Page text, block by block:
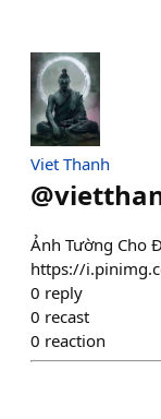
Viet Thanh
@
Ảnh Tường Cho
https://
0 reply
0 recast
0 reaction